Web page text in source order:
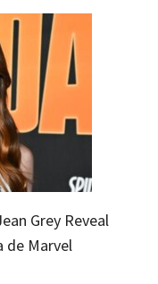
Grey Reveal
de Marvel